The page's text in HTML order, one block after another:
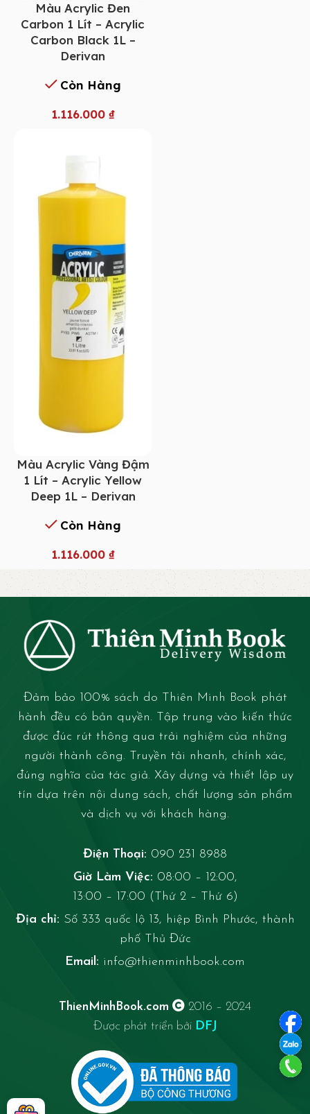
Màu Acrylic Đen
Carbon 1 Lít – Acrylic
Carbon Black 1L –
Derivan
Còn Hàng
1.116.000 ₫
Màu Acrylic Vàng Đậm
1 Lít – Acrylic Yellow
Deep 1L – Derivan
Còn Hàng
1.116.000 ₫
Đảm bảo 100% sách do Thiên Minh Book phát
hành đều có bản quyền. Tập trung vào kiến thức
được đúc rút thông qua trải nghiệm của những
người thành công. Truyền tải nhanh, chính xác,
đúng nghĩa của tác giả. Xây dựng và thiết lập uy
tín dựa trên nội dung sách, chất lượng sản phẩm
và dịch vụ với khách hàng.
Điện Thoại: 090 231 8988
Giờ Làm Việc: 08:00 – 12:00,
13:00 – 17:00 (Thứ 2 – Thứ 6)
Địa chỉ: Số 333 quốc lộ 13, hiệp Bình Phước, thành
phố Thủ Đức
Email: info@thienminhbook.com
ThienMinhBook.com
2016 – 2024
Được phát triển bởi DFJ